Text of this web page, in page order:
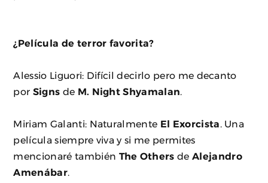
¿Película de terror favorita?
Alessio Liguori: Difícil decirlo pero me decanto
por Signs de M. Night Shyamalan
Miriam Galanti: Naturalmente El Exorcista . Una
película siempre viva y si me permites
mencionaré también The Others de Alejandro
Amenábar.